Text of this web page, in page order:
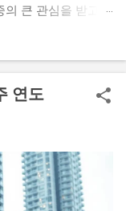
큰 관심을 받고
그녀의 새로운 보
우 나나는 최근 활발
. 이번 고급 빌라
. 나나의 부동산 투
재정 상태에 대한
고급 빌라를 매입
연도